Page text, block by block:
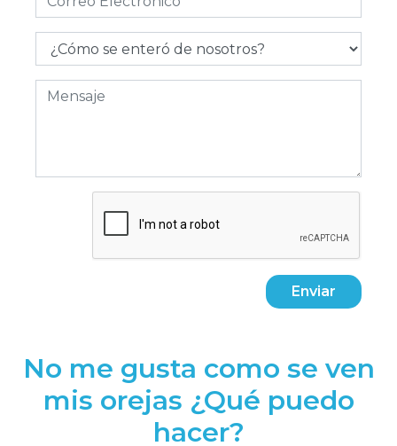
Enviar
No me gusta como se ven
mis orejas ¿Qué puedo
hacer?